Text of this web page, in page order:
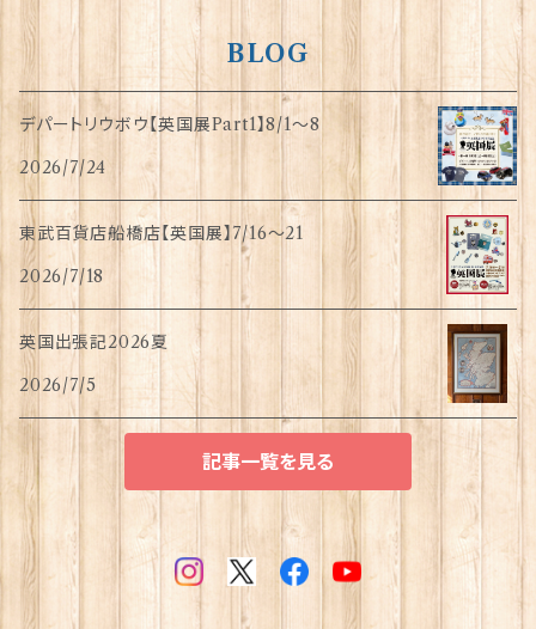
BLOG
デパートリウボウ【英国展Part1】8/1〜8
2026/7/24
東武百貨店船橋店【英国展】7/16～21
2026/7/18
英国出張記2026夏
2026/7/5
記事一覧を見る